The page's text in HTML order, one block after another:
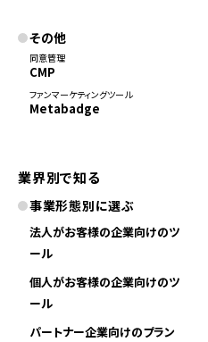
その他
同意管理
CMP
ファンマーケティングツール
Metabadge
業界別で知る
事業形態別に選ぶ
法人がお客様の企業向けのツ
ール
個人がお客様の企業向けのツ
ール
パートナー企業向けのプラン